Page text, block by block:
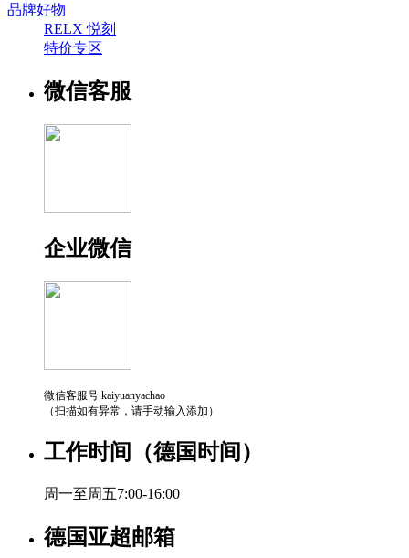
品牌好物
RELX 悦刻
特价专区
微信客服
企业微信
微信客服号 kaiyuanyachao
（扫描如有异常，请手动输入添加）
工作时间（德国时间）
周一至周五7:00-16:00
德国亚超邮箱